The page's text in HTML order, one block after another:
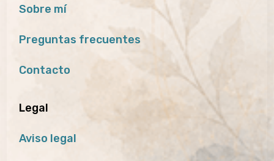
Sobre mí
Preguntas frecuentes
Contacto
Legal
Aviso legal